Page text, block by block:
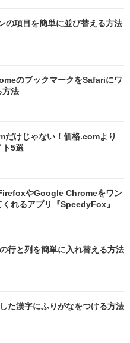
の項目を簡単に並び替える方法
のブックマークをSafariにワ
方法
だけじゃない！価格.comより
ト5選
やGoogle Chromeをワン
れるアプリ『SpeedyFox』
行と列を簡単に入れ替える方法
た漢字にふりがなをつける方法